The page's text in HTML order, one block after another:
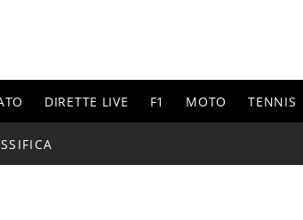
DIRETTE LIVE F1 MOTO TENNIS